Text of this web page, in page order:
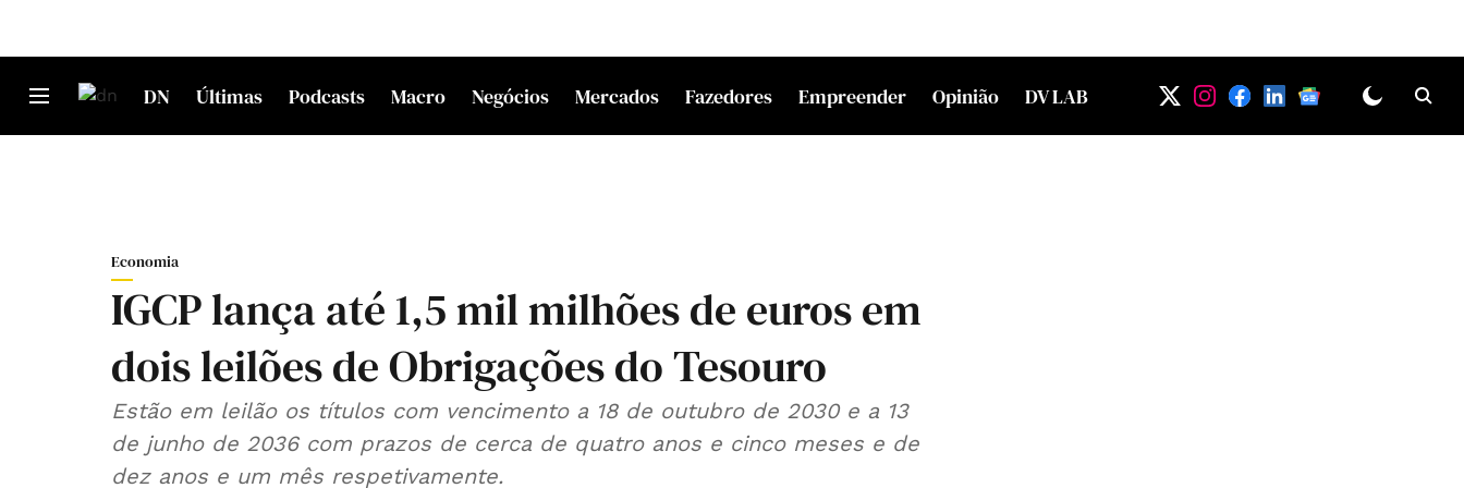
DN Últimas Podcasts Macro Negócios Mercados Fazedores Empreender Opinião DV LAB
Economia
IGCP lança até 1,5 mil milhões de euros em
dois leilões de Obrigações do Tesouro
Estão em leilão os títulos com vencimento a 18 de outubro de 2030 e a 13
de junho de 2036 com prazos de cerca de quatro anos e cinco meses e de
dez anos e um mês respetivamente.